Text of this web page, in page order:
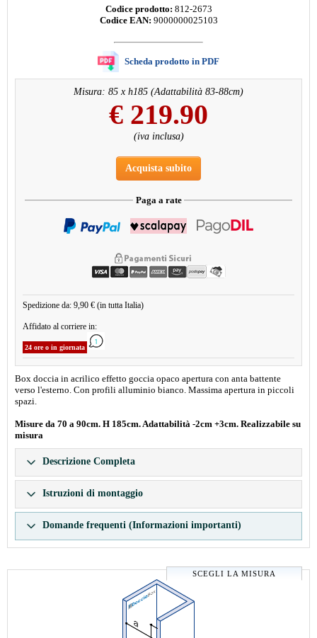
Codice prodotto: 812-2673
Codice EAN: 9000000025103
Scheda prodotto in PDF
Misura: 85 x h185 (Adattabilità 83-88cm)
€ 219.90
(iva inclusa)
Acquista subito
Paga a rate
Spedizione da: 9,90 € (in tutta Italia)
Affidato al corriere in:
24 ore o in giornata
Box doccia in acrilico effetto goccia opaco apertura con anta battente
verso l'esterno. Con profili alluminio bianco. Massima apertura in piccoli
spazi.
Misure da 70 a 90cm. H 185cm. Adattabilità -2cm +3cm. Realizzabile su
misura
Descrizione Completa
Istruzioni di montaggio
Domande frequenti (Informazioni importanti)
SCEGLI LA MISURA